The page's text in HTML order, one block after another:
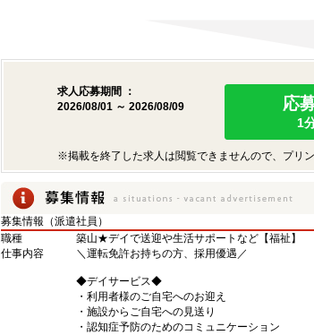
求人応募期間 ：
2026/08/01 ～ 2026/08/09
応
1
※掲載を終了した求人は閲覧できませんので、プリ
募集情報（派遣社員）
職種
築山★デイで送迎や生活サポートなど【福祉】
仕事内容
＼運転免許お持ちの方、採用優遇／
◆デイサービス◆
・利用者様のご自宅へのお迎え
・施設からご自宅への見送り
・認知症予防のためのコミュニケーション